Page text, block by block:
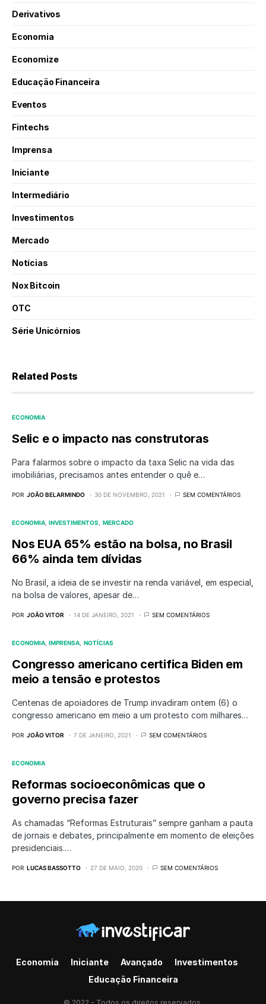
Derivativos
Economia
Economize
Educação Financeira
Eventos
Fintechs
Imprensa
Iniciante
Intermediário
Investimentos
Mercado
Notícias
Nox Bitcoin
OTC
Série Unicórnios
Related Posts
ECONOMIA
Selic e o impacto nas construtoras
Para falarmos sobre o impacto da taxa Selic na vida das
imobiliárias, precisamos antes entender o quê e…
POR JOÃO BELARMINDO 30 DE NOVEMBRO, 2021 SEM COMENTÁRIOS
ECONOMIA INVESTIMENTOS MERCADO
Nos EUA 65% estão na bolsa, no Brasil
66% ainda tem dívidas
No Brasil, a ideia de se investir na renda variável, em especial,
na bolsa de valores, apesar de…
POR JOÃO VITOR 14 DE JANEIRO, 2021 SEM COMENTÁRIOS
ECONOMIA IMPRENSA NOTÍCIAS
Congresso americano certifica Biden em
meio a tensão e protestos
Centenas de apoiadores de Trump invadiram ontem (6) o
congresso americano em meio a um protesto com milhares…
POR JOÃO VITOR 7 DE JANEIRO, 2021 SEM COMENTÁRIOS
ECONOMIA
Reformas socioeconômicas que o
governo precisa fazer
As chamadas “Reformas Estruturais” sempre ganham a pauta
de jornais e debates, principalmente em momento de eleições
presidenciais.…
POR LUCAS BASSOTTO 27 DE MAIO, 2020 SEM COMENTÁRIOS
Economia Iniciante Avançado
Investimentos
Educação Financeira